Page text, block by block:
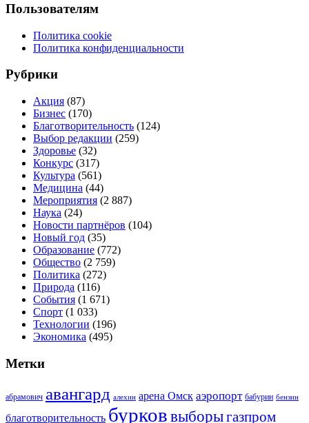
Пользователям
Политика cookie
Политика конфиденциальности
Рубрики
Акция (87)
Бизнес (170)
Благотворительность (124)
Выбор редакции (259)
Здоровье (32)
Конкурс (317)
Культура (561)
Медицина (44)
Мероприятия (2 887)
Наука (24)
Новости партнёров (104)
Новый год (35)
Образование (772)
Общество (2 759)
Политика (272)
Природа (116)
События (1 671)
Спорт (1 033)
Технологии (196)
Экономика (495)
Метки
абрамович авангард алехин арена Омск аэропорт бабурин бензин
благотворительность бурков выборыгазпром